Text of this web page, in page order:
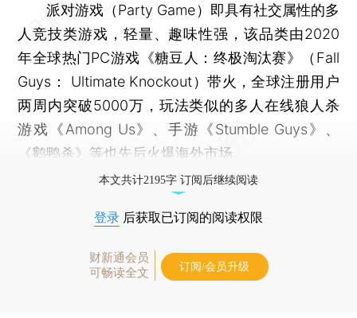
派对游戏（Party Game）即具有社交属性的多
人竞技类游戏，轻量、趣味性强，该品类由2020
年全球热门PC游戏《糖豆人：终极淘汰赛》（Fall
Guys： Ultimate Knockout）带火，全球注册用户
两周内突破5000万，玩法类似的多人在线狼人杀
游戏《Among Us》、手游《Stumble Guys》、
《鹅鸭杀》等也先后火爆海外市场。
本文共计2195字 订阅后继续阅读
登录 后获取已订阅的阅读权限
财新通会员
可畅读全文
订阅/会员升级